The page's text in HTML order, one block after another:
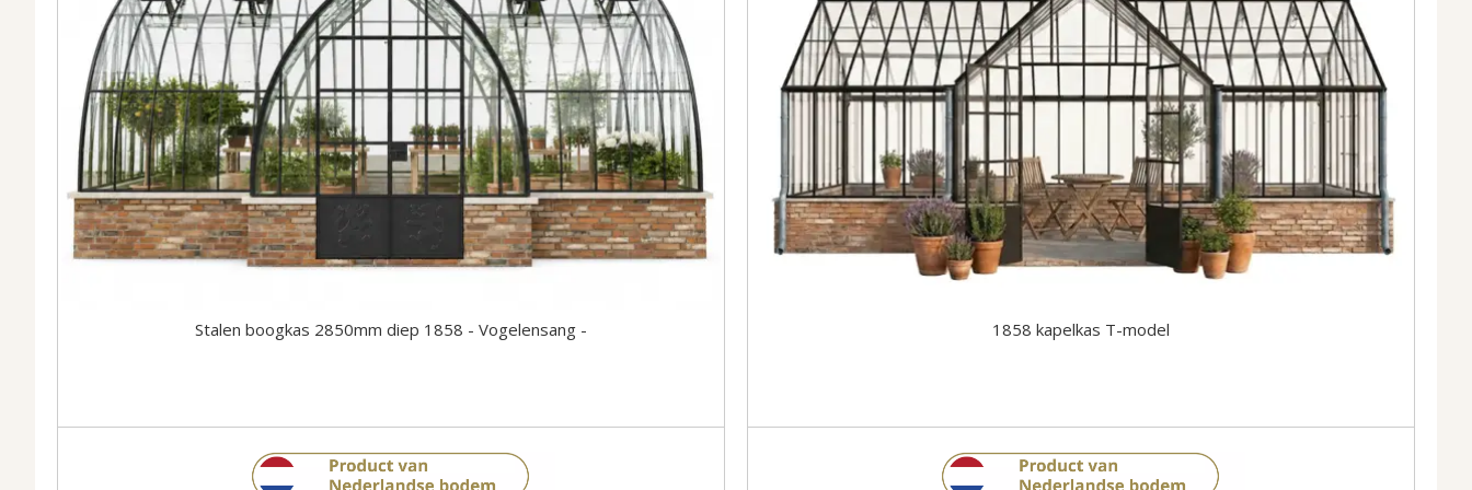
Stalen boogkas 2850mm diep 1858 - Vogelensang - 1858 kapelkas T-model